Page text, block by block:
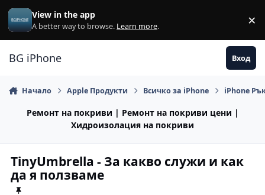
Премини към съдържанието
View in the app
A better way to browse. Learn more. ×
BG iPhone Вход
Начало Apple Продукти Всичко за iPhone iPhone
Ремонт на покриви | Ремонт на покриви цени |
Хидроизолация на покриви
TinyUmbrella - За какво служи и как
да я ползваме